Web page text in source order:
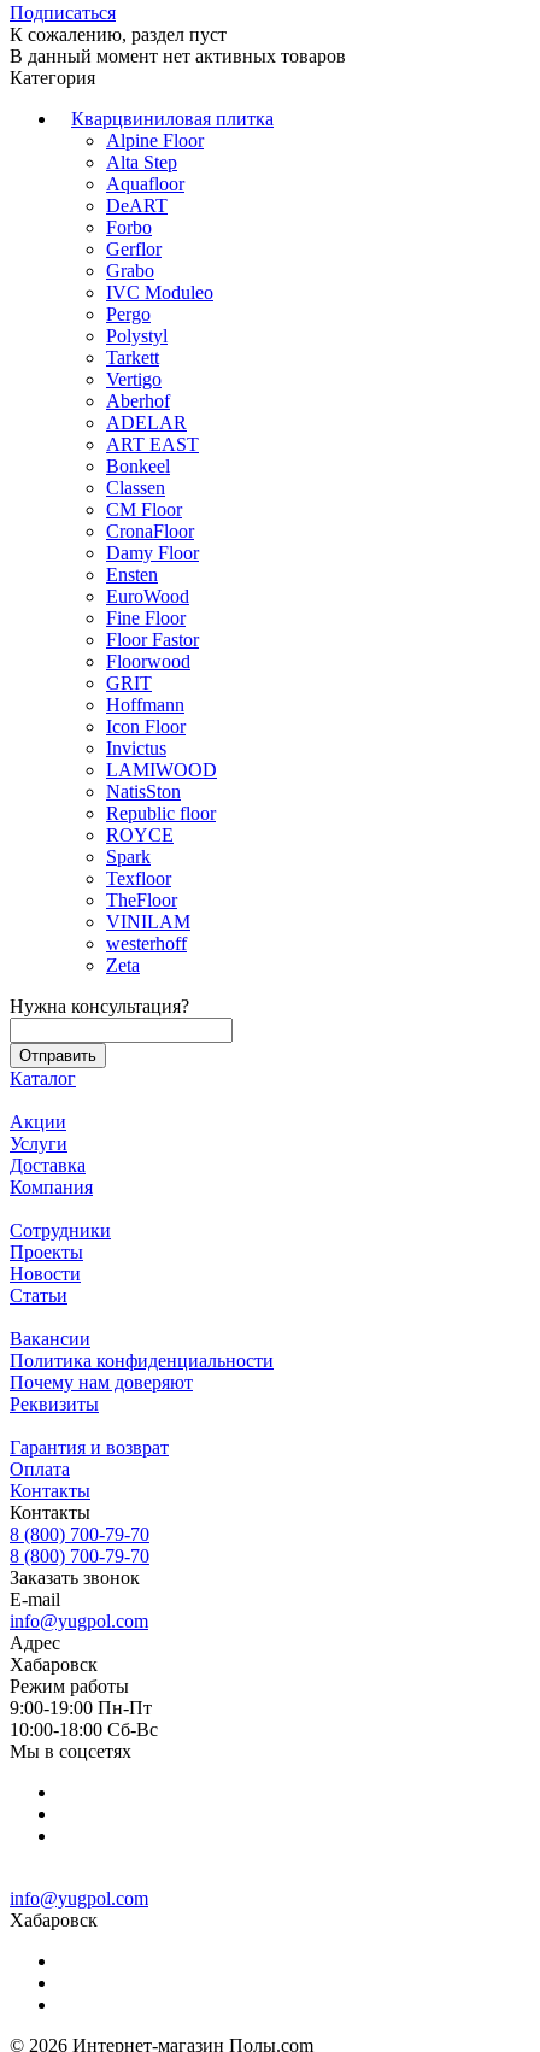
Подписаться
К сожалению, раздел пуст
В данный момент нет активных товаров
Категория
Кварцвиниловая плитка
Alpine Floor
Alta Step
Aquafloor
DeART
Forbo
Gerflor
Grabo
IVC Moduleo
Pergo
Polystyl
Tarkett
Vertigo
Aberhof
ADELAR
ART EAST
Bonkeel
Classen
CM Floor
CronaFloor
Damy Floor
Ensten
EuroWood
Fine Floor
Floor Fastor
Floorwood
GRIT
Hoffmann
Icon Floor
Invictus
LAMIWOOD
NatisSton
Republic floor
ROYCE
Spark
Texfloor
TheFloor
VINILAM
westerhoff
Zeta
Нужна консультация?
Каталог
Акции
Услуги
Доставка
Компания
Сотрудники
Проекты
Новости
Статьи
Вакансии
Политика конфиденциальности
Почему нам доверяют
Реквизиты
Гарантия и возврат
Оплата
Контакты
Контакты
8 (800) 700-79-70
8 (800) 700-79-70
Заказать звонок
E-mail
info@yugpol.com
Адрес
Хабаровск
Режим работы
9:00-19:00 Пн-Пт
10:00-18:00 Cб-Вс
Мы в соцсетях
info@yugpol.com
Хабаровск
© 2026 Интернет-магазин Полы.com